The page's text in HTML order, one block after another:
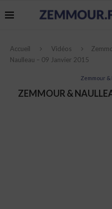
Accueil Vidéos
Naulleau – 09 Janvier 2015
Zemmour &
ZEMMOUR &